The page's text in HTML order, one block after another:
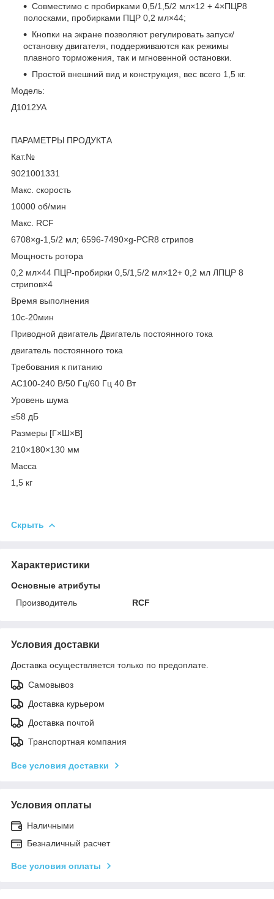
Совместимо с пробирками 0,5/1,5/2 мл×12 + 4×ПЦР8
полосками, пробирками ПЦР 0,2 мл×44;
Кнопки на экране позволяют регулировать запуск/
остановку двигателя, поддерживаются как режимы
плавного торможения, так и мгновенной остановки.
Простой внешний вид и конструкция, вес всего 1,5 кг.
Модель:
Д1012УА
ПАРАМЕТРЫ ПРОДУКТА
Кат.№
9021001331
Макс. скорость
10000 об/мин
Макс. RCF
6708×g-1,5/2 мл; 6596-7490×g-PCR8 стрипов
Мощность ротора
0,2 мл×44 ПЦР-пробирки 0,5/1,5/2 мл×12+ 0,2 мл ЛПЦР 8
стрипов×4
Время выполнения
10с-20мин
Приводной двигатель Двигатель постоянного тока
двигатель постоянного тока
Требования к питанию
AC100-240 В/50 Гц/60 Гц 40 Вт
Уровень шума
≤58 дБ
Размеры [Г×Ш×В]
210×180×130 мм
Масса
1,5 кг
Скрыть
Характеристики
Основные атрибуты
Производитель
RCF
Условия доставки
Доставка осуществляется только по предоплате.
Самовывоз
Доставка курьером
Доставка почтой
Транспортная компания
Все условия доставки
Условия оплаты
Наличными
Безналичный расчет
Все условия оплаты